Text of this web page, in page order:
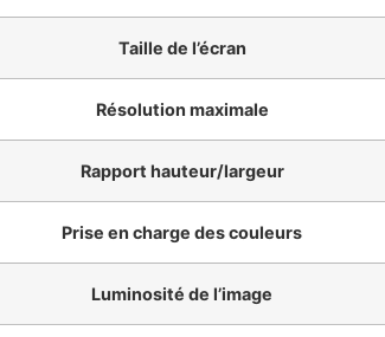
Taille de l’écran
Résolution maximale
Rapport hauteur/largeur
Prise en charge des couleurs
Luminosité de l’image